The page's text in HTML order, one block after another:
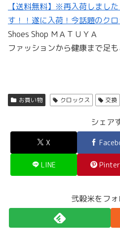
【送料無料】※再入荷しまし
す！！遂に入荷！今話題のク
Shoes Shop ＭＡＴＵＹＡ
ファッションから健康まで足も
お買い物 クロックス 交換
シェア
X
LINE
弐穀米をフ